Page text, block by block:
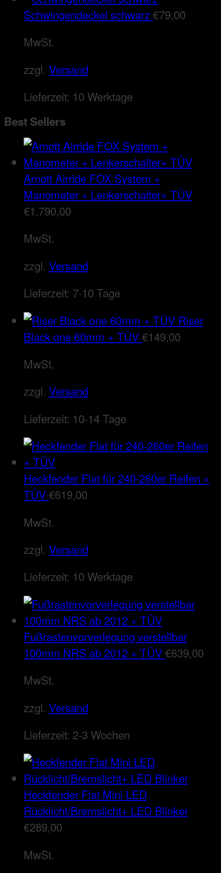
Schwingendeckel schwarz€79,00
MwSt.
zzgl. Versand
Lieferzeit: 10 Werktage
Best Sellers
Arnott Airride FOX System +
Manometer + Lenkerschalter+ TÜV
€1.790,00
MwSt.
zzgl. Versand
Lieferzeit: 7-10 Tage
Riser
Black one 60mm + TÜV€149,00
MwSt.
zzgl. Versand
Lieferzeit: 10-14 Tage
Heckfender Flat für 240-260er Reifen +
TÜV€619,00
MwSt.
zzgl. Versand
Lieferzeit: 10 Werktage
Fußrastenvorverlegung verstellbar
100mm NRS ab 2012 + TÜV€639,00
MwSt.
zzgl. Versand
Lieferzeit: 2-3 Wochen
Heckfender Flat Mini LED
Rücklicht/Bremslicht+ LED Blinker
€289,00
MwSt.